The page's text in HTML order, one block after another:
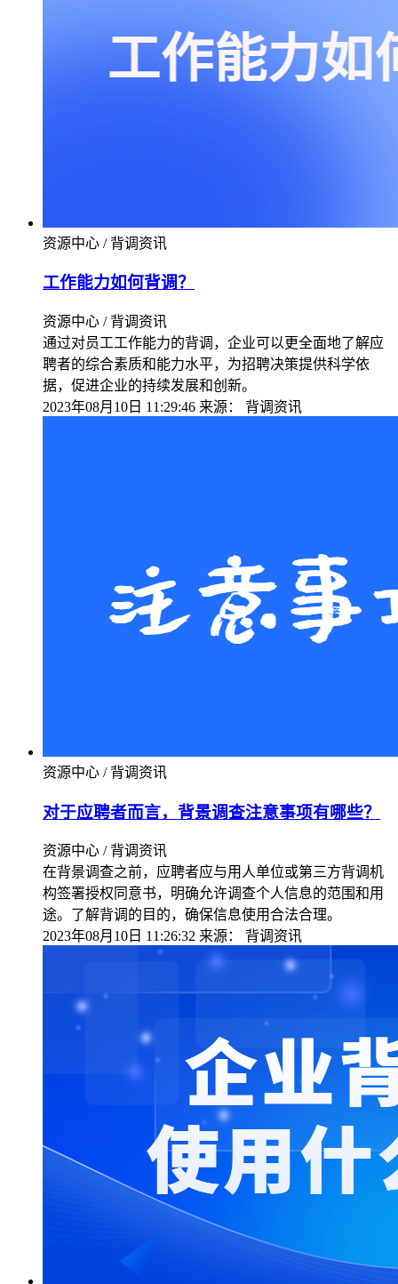
资源中心 / 背调资讯
工作能力如何背调？
资源中心 / 背调资讯
通过对员工工作能力的背调，企业可以更全面地了解应
聘者的综合素质和能力水平，为招聘决策提供科学依
据，促进企业的持续发展和创新。
2023年08月10日 11:29:46 来源： 背调资讯
资源中心 / 背调资讯
对于应聘者而言，背景调查注意事项有哪些？
资源中心 / 背调资讯
在背景调查之前，应聘者应与用人单位或第三方背调机
构签署授权同意书，明确允许调查个人信息的范围和用
途。了解背调的目的，确保信息使用合法合理。
2023年08月10日 11:26:32 来源： 背调资讯